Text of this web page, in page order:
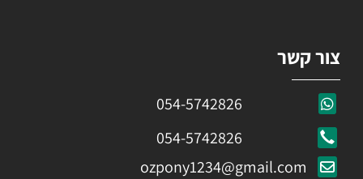
צור קשר
054-5742826
054-5742826
ozpony1234@gmail.com